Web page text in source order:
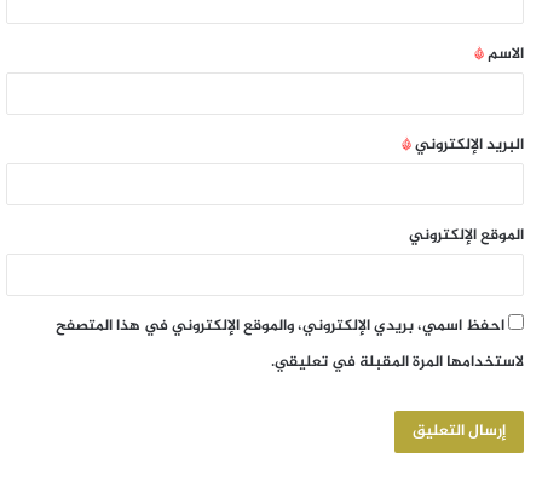
الاسم*
البريد الإلكتروني*
الموقع الإلكتروني
احفظ اسمي، بريدي الإلكتروني، والموقع الإلكتروني في هذا المتصفح
لاستخدامها المرة المقبلة في تعليقي.